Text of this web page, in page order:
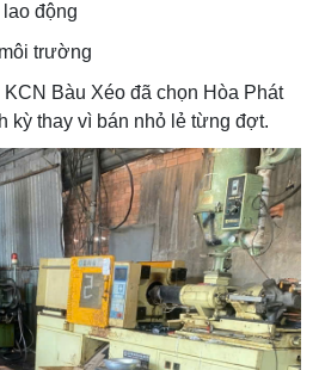
động
trường
Bàu Xéo đã chọn Hòa Phát
kỳ thay vì bán nhỏ lẻ từng đợt.